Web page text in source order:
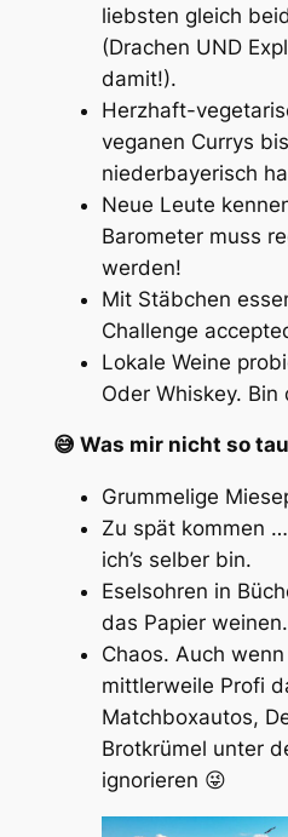
liebsten gleich
(Drachen UND
damit!).
Herzhaft-
veganen Currys
niederbayerisch
Neue Leute
Barometer muss
werden!
Mit Stäbchen
Challenge
Lokale Weine
Oder Whiskey. Bin
😅 Was mir nicht so
Grummelige
Zu spät kommen
ich’s selber bin.
Eselsohren in
das Papier weinen.
Chaos. Auch
mittlerweile Profi
Matchboxautos,
Brotkrümel unter
ignorieren 😜